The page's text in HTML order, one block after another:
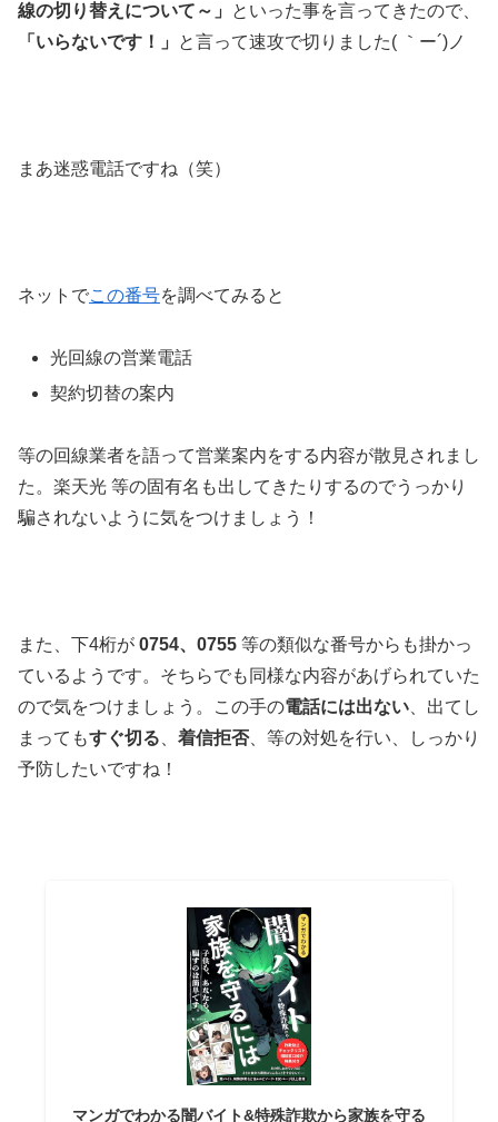
線の切り替えについて～」
といった事を言ってきたので、
「いらないです！」
と言って速攻で切りました( ｀ー´)ノ
まあ迷惑電話ですね（笑）
ネットでこの番号を調べてみると
光回線の営業電話
契約切替の案内
等の回線業者を語って営業案内をする内容が散見されまし
た。楽天光 等の固有名も出してきたりするのでうっかり
騙されないように気をつけましょう！
また、下4桁が 0754、0755 等の類似な番号からも掛かっ
ているようです。そちらでも同様な内容があげられていた
ので気をつけましょう。この手の電話には出ない 、出てし
まってもすぐ切る 着信拒否、等の対処を行い、しっかり
予防したいですね！
マンガでわかる闇バイト&特殊詐欺から家族を守る